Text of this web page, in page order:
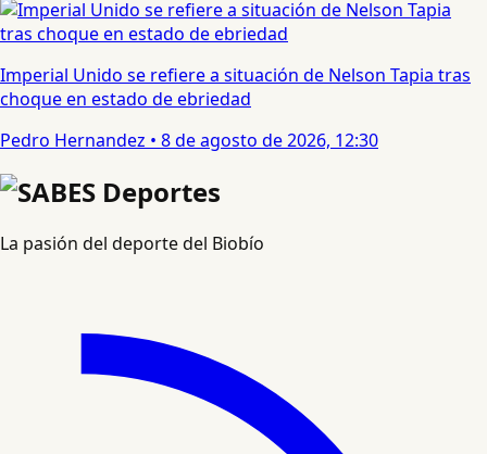
Imperial Unido se refiere a situación de Nelson Tapia tras
choque en estado de ebriedad
Pedro Hernandez • 8 de agosto de 2026, 12:30
La pasión del deporte del Biobío